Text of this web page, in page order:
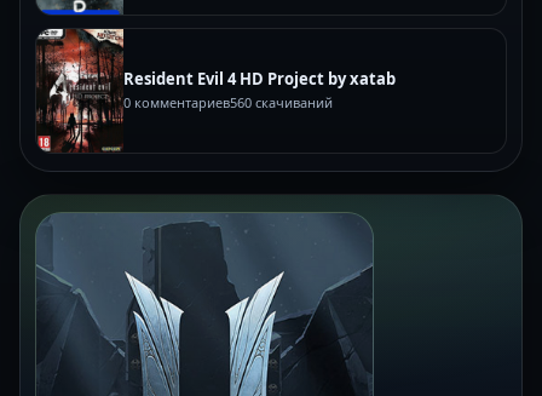
Resident Evil 4 HD Project by xatab
0 комментариев560 скачиваний